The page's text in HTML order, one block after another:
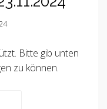
Bitte gib unten
zu können.